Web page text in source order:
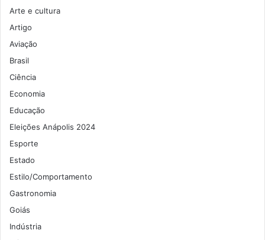
Arte e cultura
Artigo
Aviação
Brasil
Ciência
Economia
Educação
Eleições Anápolis 2024
Esporte
Estado
Estilo/Comportamento
Gastronomia
Goiás
Indústria